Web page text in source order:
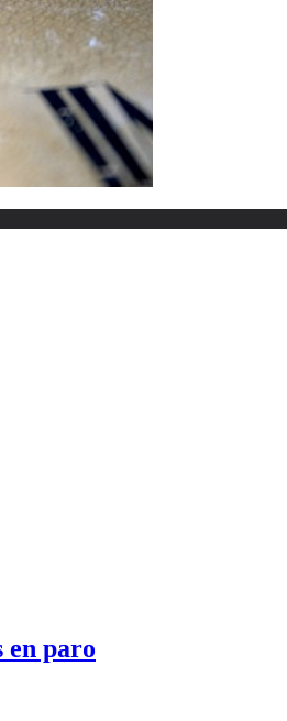
en paro